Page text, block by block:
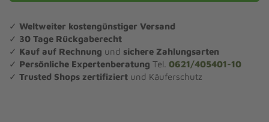
✓ Weltweiter kostengünstiger Versand
✓ 30 Tage Rückgaberecht
✓ Kauf auf Rechnung und sichere Zahlungsarten
✓ Persönliche Expertenberatung Tel. 0621/405401-10
✓ Trusted Shops zertifiziert und Käuferschutz